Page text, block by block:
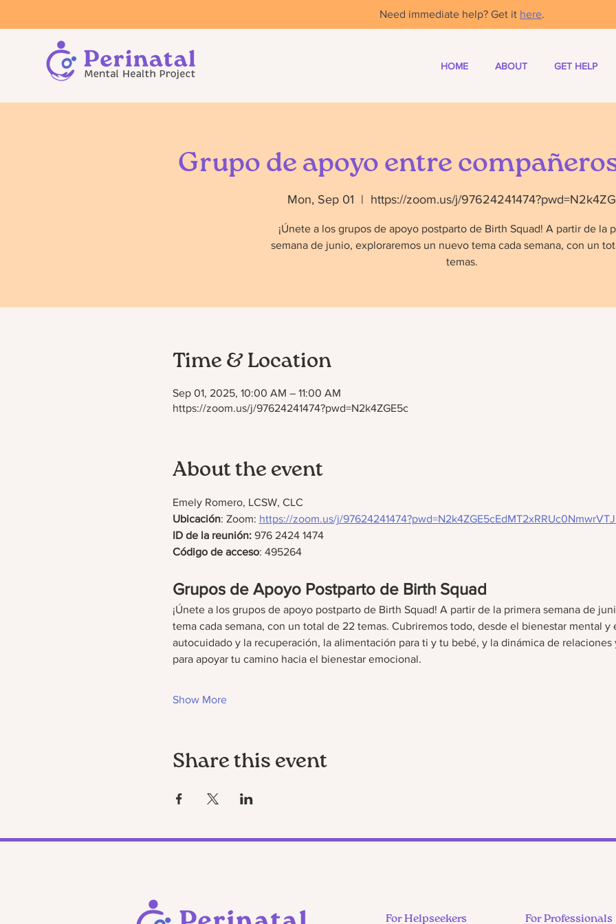
Need immediate help? Get it here.
HOME ABOUT GET HELP
Grupo de apoyo entre
Mon, Sep 01
  |
https://zoom.us/j/
¡Únete a los grupos de apoyo postparto de Birth Squad! A partir de la
semana de junio, exploraremos un nuevo tema cada semana, con un
temas.
Time & Location
Sep 01, 2025, 10:00 AM – 11:00 AM
https://zoom.us/j/97624241474?pwd=N2k4ZGE5c
About the event
Emely Romero, LCSW, CLC
Ubicación: Zoom: https://zoom.us/j/
ID de la reunión: 976 2424 1474
Código de acceso: 495264
Grupos de Apoyo Postparto de Birth Squad
¡Únete a los grupos de apoyo postparto de Birth Squad! A partir de la primera semana de
tema cada semana, con un total de 22 temas. Cubriremos todo, desde el bienestar mental y
autocuidado y la recuperación, la alimentación para ti y tu bebé, y la dinámica de relaciones
para apoyar tu camino hacia el bienestar emocional.
Show More
Share this event
For Helpseekers For Professionals